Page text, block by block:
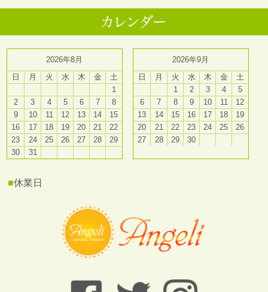
2026年8月
日
月 火 水 木 金
土
1
2
3 4 5 6 7
8
9
10 11 12 13 14
15
16
17 18 19 20 21
22
23
24 25 26 27 28
29
30
31
2026年9月
日
月 火 水 木 金
土
1
2 3 4
5
6
7 8 9 10 11
12
13
14 15 16 17 18
19
20
21 22 23 24 25
26
27
28 29 30
■休業日